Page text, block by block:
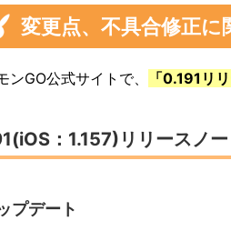
変更点、不具合修正
ンGO公式サイトで、 「0.191リ
：1.157)リリースノー
プデート